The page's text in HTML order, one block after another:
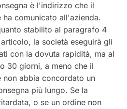
è l'indirizzo che il
ha comunicato all'azienda.
stabilito al paragrafo 4
la società eseguirà gli
con la dovuta rapidità, ma al
30 giorni, a meno che il
non abbia concordato un
più lungo. Se la
o se un ordine non